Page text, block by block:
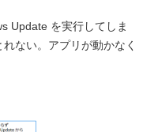
Update を実行してしま
ない。アプリが動かなく